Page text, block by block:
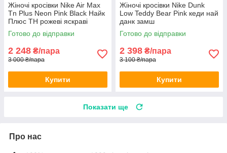
Жіночі кросівки Nike Air Max
Tn Plus Neon Pink Black Найк
Плюс ТН рожеві яскраві
Готово до відправки
2 248 ₴/пара
3 000 ₴/пара
Купити
Жіночі кросівки Nike Dunk
Low Teddy Bear Pink кеди най
данк замш
Готово до відправки
2 398 ₴/пара
3 100 ₴/пара
Купити
Показати ще
Про нас